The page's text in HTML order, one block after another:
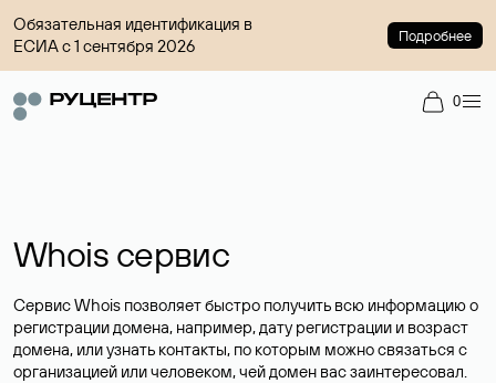
Обязательная идентификация в
ЕСИА с 1 сентября 2026
Подробнее
0
Whois сервис
Сервис Whois позволяет быстро получить всю информацию о
регистрации домена, например, дату регистрации и возраст
домена, или узнать контакты, по которым можно связаться с
организацией или человеком, чей домен вас заинтересовал.